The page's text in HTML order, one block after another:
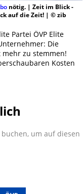
nötig. | Zeit im Blick -
auf die Zeit! | © zib
Partei ÖVP Elite
Die
zu stemmen!
Kosten
buchen, um auf diesen